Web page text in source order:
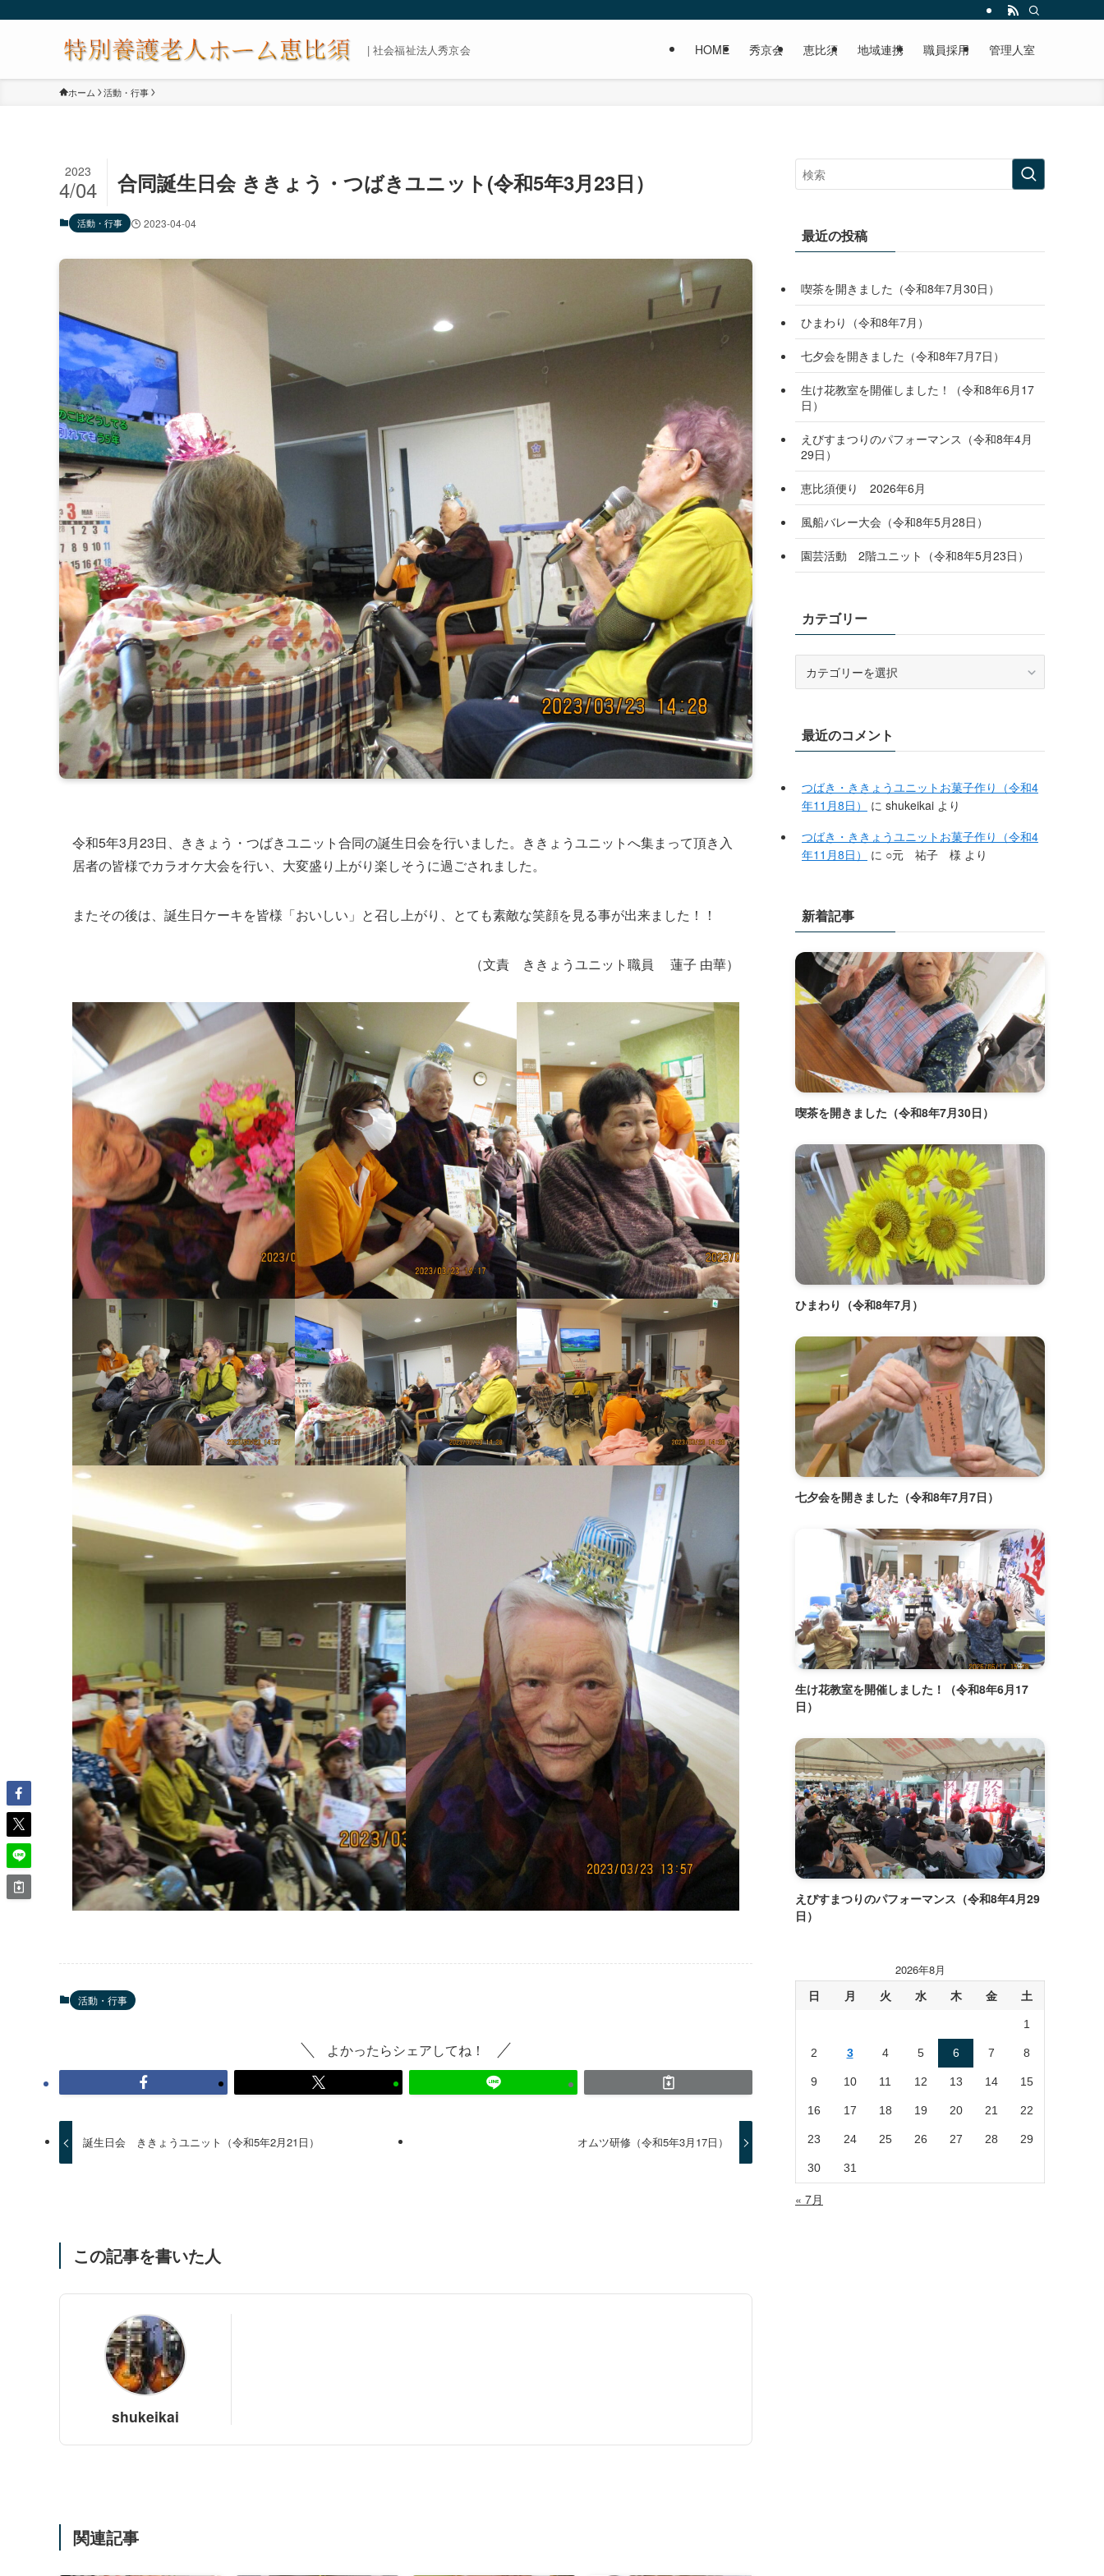
| 社会福祉法人秀京会 HOME 秀京会 恵比須 地域連携 職員採用 管理人室
ホーム 活動・行事
合同誕生日会 ききょう・つばきユニット(令和5年3月23日）
2023
4/04
活動・行事 2023-04-04
令和5年3月23日、ききょう・つばきユニット合同の誕生日会を行いました。ききょうユニットへ集まって頂き入
居者の皆様でカラオケ大会を行い、大変盛り上がり楽しそうに過ごされました。
またその後は、誕生日ケーキを皆様「おいしい」と召し上がり、とても素敵な笑顔を見る事が出来ました！！
（文責 ききょうユニット職員 蓮子 由華）
活動・行事
よかったらシェアしてね！
誕生日会 ききょうユニット（令和5年2月21日） オムツ研修（令和5年3月17日）
この記事を書いた人
shukeikai
関連記事
最近の投稿
喫茶を開きました（令和8年7月30日）
ひまわり（令和8年7月）
七夕会を開きました（令和8年7月7日）
生け花教室を開催しました！（令和8年6月17
日）
えびすまつりのパフォーマンス（令和8年4月
29日）
恵比須便り 2026年6月
風船バレー大会（令和8年5月28日）
園芸活動 2階ユニット（令和8年5月23日）
カテゴリー
ー
最近のコメント
つばき・ききょうユニットお菓子作り（令和4
年11月8日）
に shukeikai より
つばき・ききょうユニットお菓子作り（令和4
年11月8日）
に ○元 祐子 様 より
新着記事
喫茶を開きました（令和8年7月30日）
ひまわり（令和8年7月）
七夕会を開きました（令和8年7月7日）
生け花教室を開催しました！（令和8年6月17
日）
えびすまつりのパフォーマンス（令和8年4月29
日）
2026年8月
日 月 火 水 木 金 土
1
2 3 4 5 6 7 8
9 10 11 12 13 14 15
16 17 18 19 20 21 22
23 24 25 26 27 28 29
30 31
« 7月